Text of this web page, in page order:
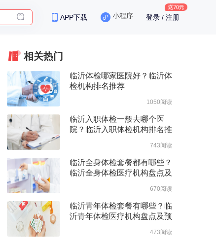
APP下载 小程序 登录 / 注册
相关热门
临沂体检哪家医院好？临沂体
检机构排名推荐
1050阅读
临沂入职体检一般去哪个医
院？临沂入职体检机构排名推
743阅读
临沂全身体检套餐都有哪些？
临沂全身体检医疗机构盘点及
670阅读
临沂青年体检套餐有哪些？临
沂青年体检医疗机构盘点及预
473阅读